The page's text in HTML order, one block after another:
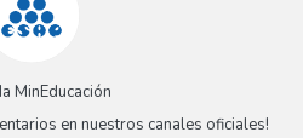
MinEducación
en nuestros canales oficiales!